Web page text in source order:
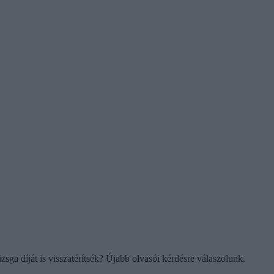
díját is visszatérítsék? Újabb olvasói kérdésre válaszolunk.